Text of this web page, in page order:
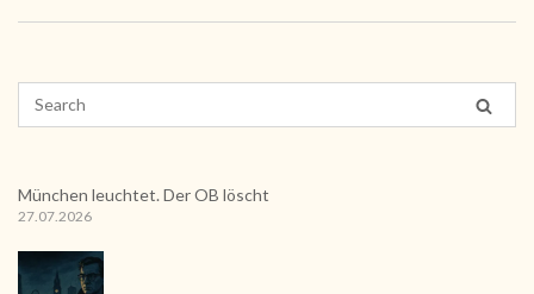
München leuchtet. Der OB löscht
27.07.2026